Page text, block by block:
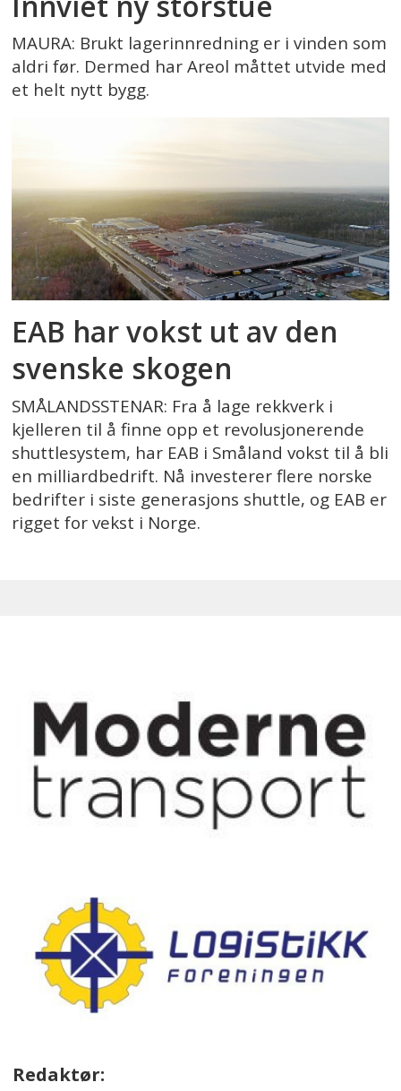
MAURA: Brukt lagerinnredning er i vinden som
aldri før. Dermed har Areol måttet utvide med
et helt nytt bygg.
EAB har vokst ut av den
svenske skogen
SMÅLANDSSTENAR: Fra å lage rekkverk i
kjelleren til å finne opp et revolusjonerende
shuttlesystem, har EAB i Småland vokst til å bli
en milliardbedrift. Nå investerer flere norske
bedrifter i siste generasjons shuttle, og EAB er
rigget for vekst i Norge.
Redaktør: